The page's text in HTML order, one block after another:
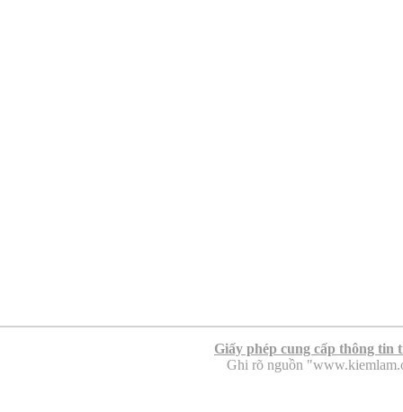
Giấy phép cung cấp thông tin
Ghi rõ nguồn